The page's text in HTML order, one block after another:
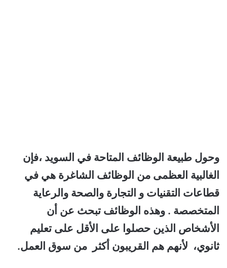
وحول طبيعة الوظائف المتاحة في السويد ،فإن
الغالبية العظمى من الوظائف الشاغرة هي في
قطاعات التقنيات و التجارة والصحة والرعاية
المتخصصة . وهذه الوظائف تبحث عن أن
الأشخاص الذين حصلوا على الأقل على تعليم
ثانوي، لأنهم هم القريبون أكثر من سوق العمل.